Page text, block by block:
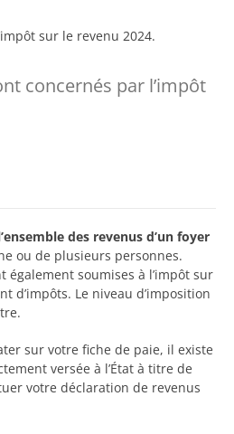
sur le revenu 2024.
concernés par l’impôt
des revenus d’un foyer
ou de plusieurs personnes.
également soumises à l’impôt sur
d’impôts. Le niveau d’imposition
sur votre fiche de paie, il existe
versée à l’État à titre de
votre déclaration de revenus